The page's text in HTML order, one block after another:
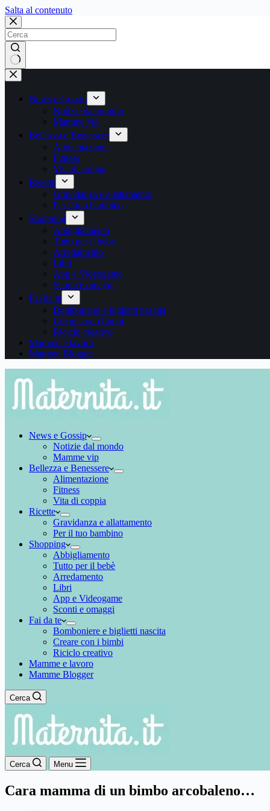
Salta al contenutoSalta
contenuto
Nessun
risultato
News e Gossip
Notizie dal mondo
Mamme vip
Bellezza e Benessere
Alimentazione
Fitness
Vita di coppia
Ricette
Gravidanza e allattamento
Per il tuo bambino
Shopping
Abbigliamento
Tutto per il bebè
Arredamento
Libri
App e Videogame
Sconti e omaggi
Fai da te
Bomboniere e biglietti nascita
Creare con i bimbi
Riciclo creativo
Mamme e lavoro
Mamme Blogger
News e Gossip
Notizie dal mondo
Mamme vip
Bellezza e Benessere
Alimentazione
Fitness
Vita di coppia
Ricette
Gravidanza e allattamento
Per il tuo bambino
Shopping
Abbigliamento
Tutto per il bebè
Arredamento
Libri
App e Videogame
Sconti e omaggi
Fai da te
Bomboniere e biglietti nascita
Creare con i bimbi
Riciclo creativo
Mamme e lavoro
Mamme Blogger
Cerca
Cerca Menu
Cara mamma di un bimbo arcobaleno…